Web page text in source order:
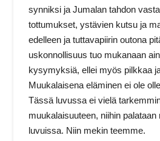
synniksi ja Jumalan tahdon
tottumukset, ystävien kutsu ja
edelleen ja tuttavapiirin outona
uskonnollisuus tuo mukanaan
kysymyksiä, ellei myös pilkkaa
Muukalaisena eläminen ei ole
Tässä luvussa ei vielä
muukalaisuuteen, niihin
luvuissa. Niin mekin teemme.